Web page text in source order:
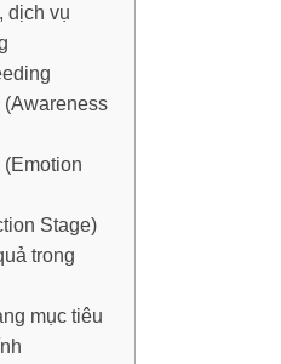
dịch vụ
Stage)
trong
mục tiêu